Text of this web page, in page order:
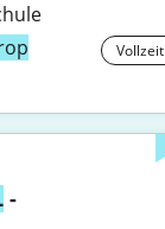
Vollzeit
-